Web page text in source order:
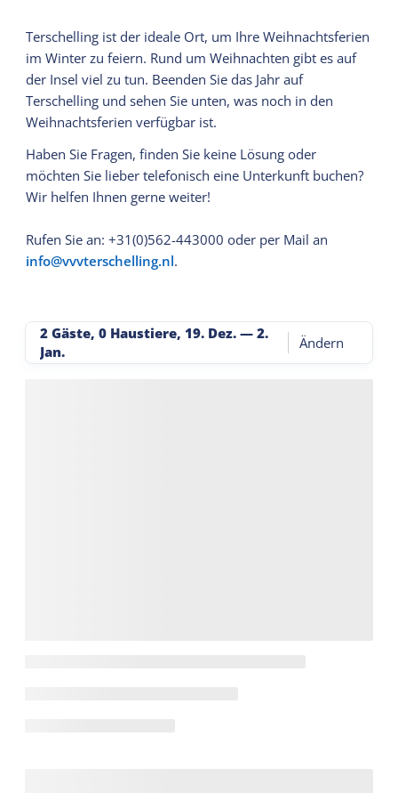
Terschelling ist der ideale Ort, um Ihre Weihnachtsferien
im Winter zu feiern. Rund um Weihnachten gibt es auf
der Insel viel zu tun. Beenden Sie das Jahr auf
Terschelling und sehen Sie unten, was noch in den
Weihnachtsferien verfügbar ist.
Haben Sie Fragen, finden Sie keine Lösung oder
möchten Sie lieber telefonisch eine Unterkunft buchen?
Wir helfen Ihnen gerne weiter!
Rufen Sie an: +31(0)562-443000 oder per Mail an
info@vvvterschelling.nl.
2 Gäste, 0 Haustiere, 19. Dez.— 2.
Jan.
Ändern